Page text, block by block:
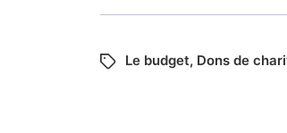
Le budget, Dons de